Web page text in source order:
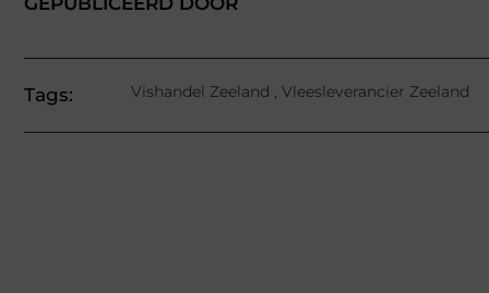
Tags: Vishandel Zeeland , Vleesleverancier Zeeland